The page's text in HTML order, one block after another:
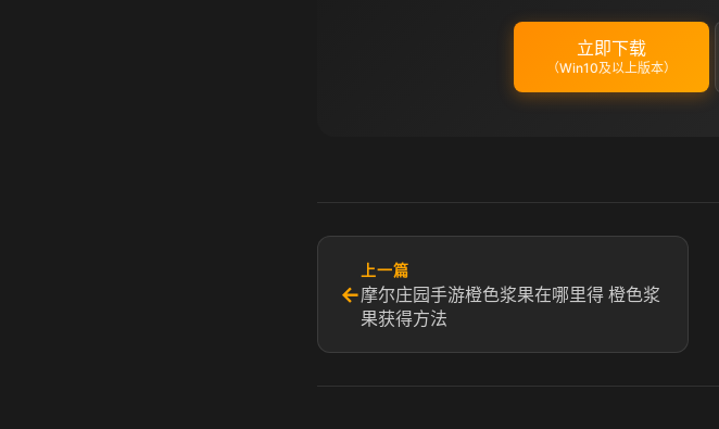
立即下载
（Win10及以上版本）
←
上一篇
摩尔庄园手游橙色浆果在哪里得 橙色浆
果获得方法